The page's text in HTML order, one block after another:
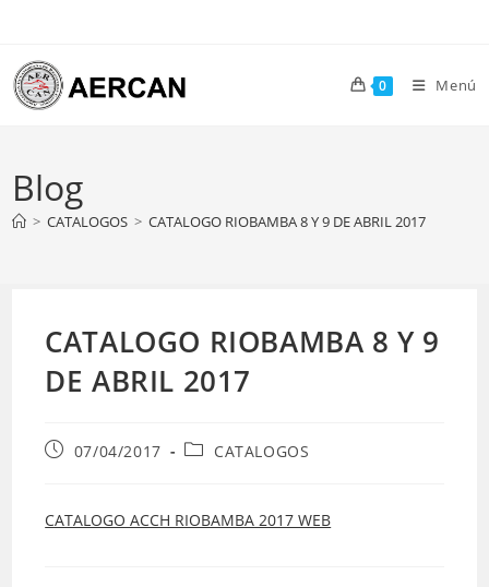
contenido
0 Menú
Blog
> CATALOGOS > CATALOGO RIOBAMBA 8 Y 9 DE ABRIL 2017
CATALOGO RIOBAMBA 8 Y 9
DE ABRIL 2017
Publicación
entrada:
07/04/2017
Categoría
entrada:
CATALOGOS
CATALOGO ACCH RIOBAMBA 2017 WEB